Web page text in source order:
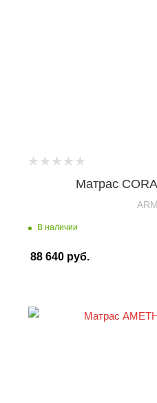
Матрас
В наличии
88 640 руб.